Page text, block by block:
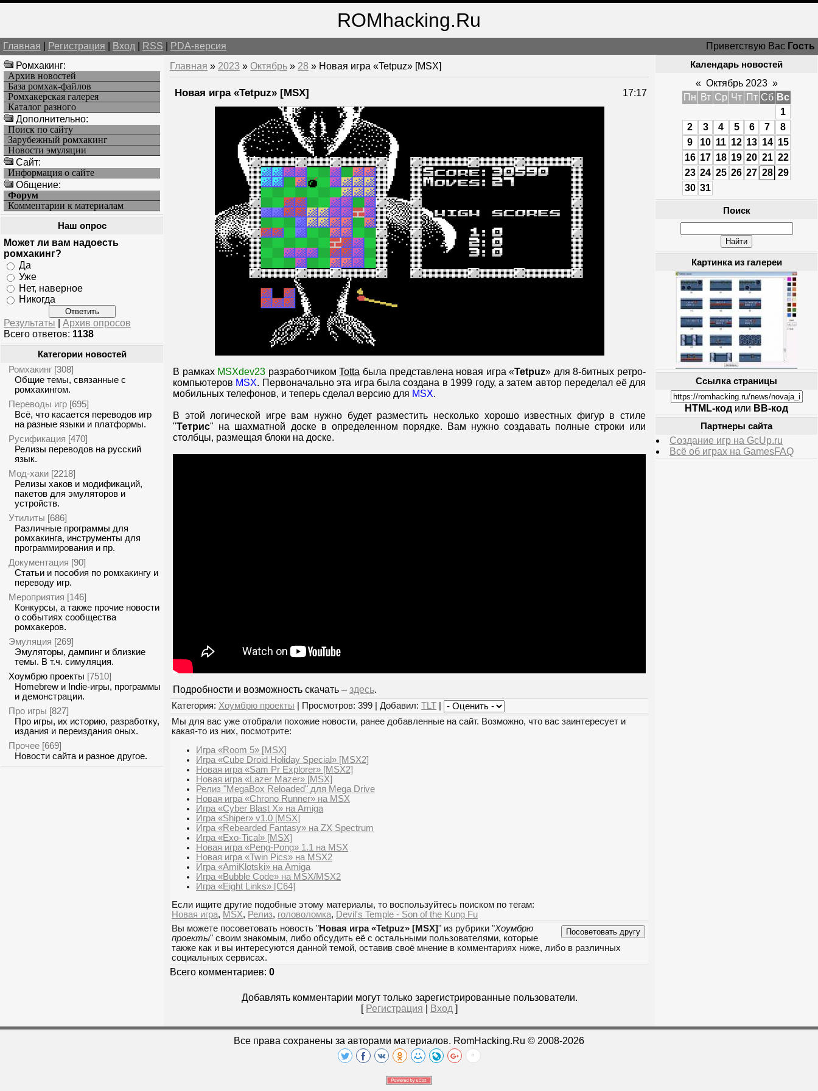
ROMhacking.Ru
Главная Регистрация Вход RSS PDA-версия Приветствую Вас Гость
Ромхакинг:
Архив новостей
База ромхак-файлов
Ромхакерская галерея
Каталог разного
Дополнительно:
Поиск по сайту
Зарубежный ромхакинг
Новости эмуляции
Cайт:
Информация о сайте
Общение:
Форум
Комментарии к материалам
Наш опрос
Может ли вам надоесть
ромхакинг?
Да
Уже
Нет, наверное
Никогда
Результаты
Архив опросов
Всего ответов: 1138
Категории новостей
Ромхакинг [308]
Общие темы, связанные с
ромхакингом.
Переводы игр [695]
Всё, что касается переводов игр
на разные языки и платформы.
Русификация [470]
Релизы переводов на русский
язык.
Мод-хаки [2218]
Релизы хаков и модификаций,
пакетов для эмуляторов и
устройств.
Утилиты [686]
Различные программы для
ромхакинга, инструменты для
программирования и пр.
Документация [90]
Статьи и пособия по ромхакингу и
переводу игр.
Мероприятия [146]
Конкурсы, а также прочие новости
о событиях сообщества
ромхакеров.
Эмуляция [269]
Эмуляторы, дампинг и близкие
темы. В т.ч. симуляция.
Хоумбрю проекты [7510]
Homebrew и Indie-игры, программы
и демонстрации.
Про игры [827]
Про игры, их историю, разработку,
издания и переиздания оных.
Прочее [669]
Новости сайта и разное другое.
Главная » 2023 » Октябрь » 28 » Новая игра «Tetpuz» [MSX]
Новая игра «Tetpuz» [MSX] 17:17
В рамках MSXdev23 разработчикомTotta была представлена новая игра «Tetpuz» для 8-битных ретро-
компьютеров MSX. Первоначально эта игра была создана в 1999 году, а затем автор переделал её для
мобильных телефонов, и теперь сделал версию для MSX.
В этой логической игре вам нужно будет разместить несколько хорошо известных фигур в стиле
"Тетрис" на шахматной доске в определенном порядке. Вам нужно создавать полные строки или
столбцы, размещая блоки на доске.
Подробности и возможность скачать – здесь.
Категория: Хоумбрю проекты | Просмотров: 399 | Добавил: TLT
Мы для вас уже отобрали похожие новости, ранее добавленные на сайт. Возможно, что вас заинтересует и
какая-то из них, посмотрите:
Игра «Room 5» [MSX]
Игра «Cube Droid Holiday Special» [MSX2]
Новая игра «Sam Pr Explorer» [MSX2]
Новая игра «Lazer Mazer» [MSX]
Релиз "MegaBox Reloaded" для Mega Drive
Новая игра «Chrono Runner» на MSX
Игра «Cyber Blast X» на Amiga
Игра «Shiper» v1.0 [MSX]
Игра «Rebearded Fantasy» на ZX Spectrum
Игра «Exo-Tical» [MSX]
Новая игра «Peng-Pong» 1.1 на MSX
Новая игра «Twin Pics» на MSX2
Игра «AmiKlotski» на Amiga
Игра «Bubble Code» на MSX/MSX2
Игра «Eight Links» [C64]
Если ищите другие подобные этому материалы, то воспользуйтесь поиском по тегам:
Новая игра, MSX, Релиз, головоломка, Devil's Temple - Son of the Kung Fu
Вы можете посоветовать новость "Новая игра «Tetpuz» [MSX]" из рубрики "Хоумбрю
проекты" своим знакомым, либо обсудить её с остальными пользователями, которые
также как и вы интересуются данной темой, оставив своё мнение в комментариях ниже, либо в различных
социальных сервисах.
Всего комментариев: 0
Добавлять комментарии могут только зарегистрированные пользователи.
[ Регистрация Вход ]
Календарь новостей
« Октябрь 2023 »
Пн
Вт Ср Чт Пт Сб Вс
1
2
3 4 5 6 7
8
9
10 11 12 13 14 15
16 17 18 19 20 21 22
23 24 25 26 27 28 29
30 31
Поиск
Картинка из галереи
Ссылка страницы
HTML-код или BB-код
Партнеры сайта
Создание игр на GcUp.ru
Всё об играх на GamesFAQ
Все права сохранены за авторами материалов. RomHacking.Ru © 2008-2026